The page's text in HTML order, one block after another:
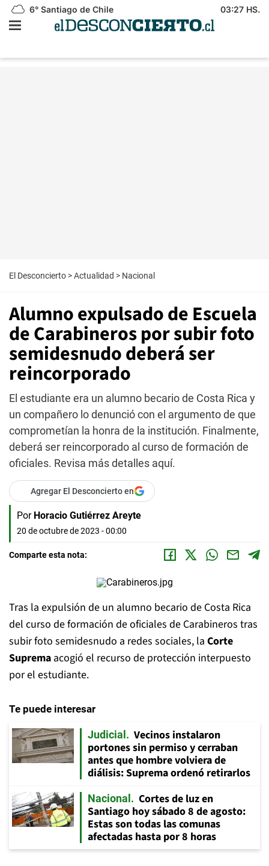
6° Santiago de Chile 03:27 HS.
El Desconcierto >Actualidad > Nacional
Alumno expulsado de Escuela
de Carabineros por subir foto
semidesnudo deberá ser
reincorporado
El estudiante era un alumno becario de Costa Rica y
un compañero lo denunció con el argumento de que
comprometían la honra de la institución. Finalmente,
deberá ser reincorporado al curso de formación de
oficiales. Revisa más detalles aquí.
Agregar El Desconcierto en
Por Horacio Gutiérrez Areyte
20 de octubre de 2023 - 00:00
Comparte esta nota:
Tras la expulsión de un alumno becario de Costa Rica
del curso de formación de oficiales de Carabineros tras
subir foto semidesnudo a redes sociales, la Corte
Suprema acogió el recurso de protección interpuesto
por el estudiante.
Te puede interesar
Judicial
Vecinos instalaron
portones sin permiso y cerraban
antes que hombre volviera de
diálisis: Suprema ordenó retirarlos
Nacional
Cortes de luz en
Santiago hoy sábado 8 de agosto:
Estas son todas las comunas
afectadas hasta por 8 horas